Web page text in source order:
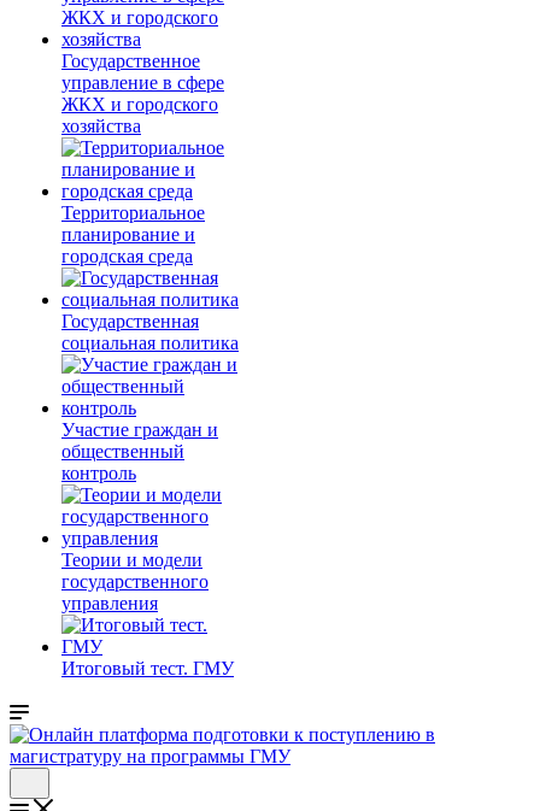
Государственное
управление в сфере
ЖКХ и городского
хозяйства
Территориальное
планирование и
городская среда
Государственная
социальная политика
Участие граждан и
общественный
контроль
Теории и модели
государственного
управления
Итоговый тест. ГМУ